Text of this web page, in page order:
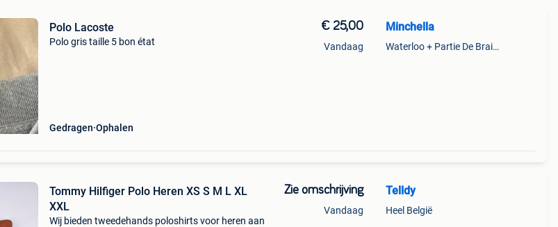
Polo Lacoste
Polo gris taille 5 bon état
Gedragen Ophalen
€ 25,00
Vandaag
Minchella
Waterloo + Partie De Braine-L'Alleud, De Ohain
Tommy Hilfiger Polo Heren XS S M L XL
XXL
Wij bieden tweedehands poloshirts voor heren aan
Zie omschrijving
Vandaag
Telldy
Heel België